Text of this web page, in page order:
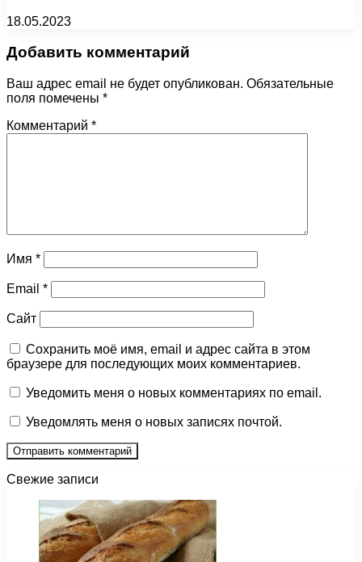
18.05.2023
Добавить комментарий
Ваш адрес email не будет опубликован. Обязательные
поля помечены *
Комментарий *
Имя *
Email *
Сайт
Сохранить моё имя, email и адрес сайта в этом
браузере для последующих моих комментариев.
Уведомить меня о новых комментариях по email.
Уведомлять меня о новых записях почтой.
Свежие записи